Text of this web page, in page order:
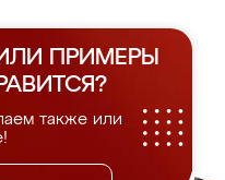
ПРИМЕРЫ
также или